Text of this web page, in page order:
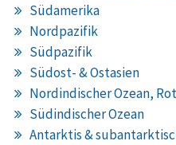
Südamerika
Nordpazifik
Südpazifik
Südost- & Ostasien
Nordindischer Ozean,
Südindischer Ozean
Antarktis &